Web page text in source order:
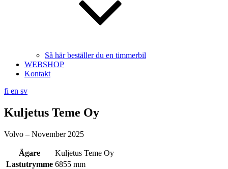
Så här beställer du en timmerbil
WEBSHOP
Kontakt
fi en sv
Kuljetus Teme Oy
Volvo – November 2025
Ägare
Kuljetus Teme Oy
Lastutrymme 6855 mm